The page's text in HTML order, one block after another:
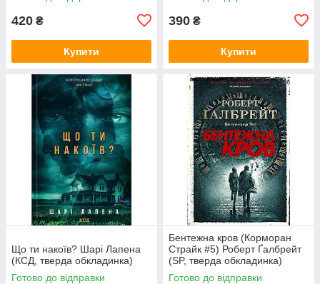
420 ₴
Купити
390 ₴
Купити
Що ти накоїв? Шарі Лапена
(КСД, тверда обкладинка)
Готово до відправки
Бентежна кров (Корморан
Страйк #5) Роберт Ґалбрейт
(SP, тверда обкладинка)
Готово до відправки